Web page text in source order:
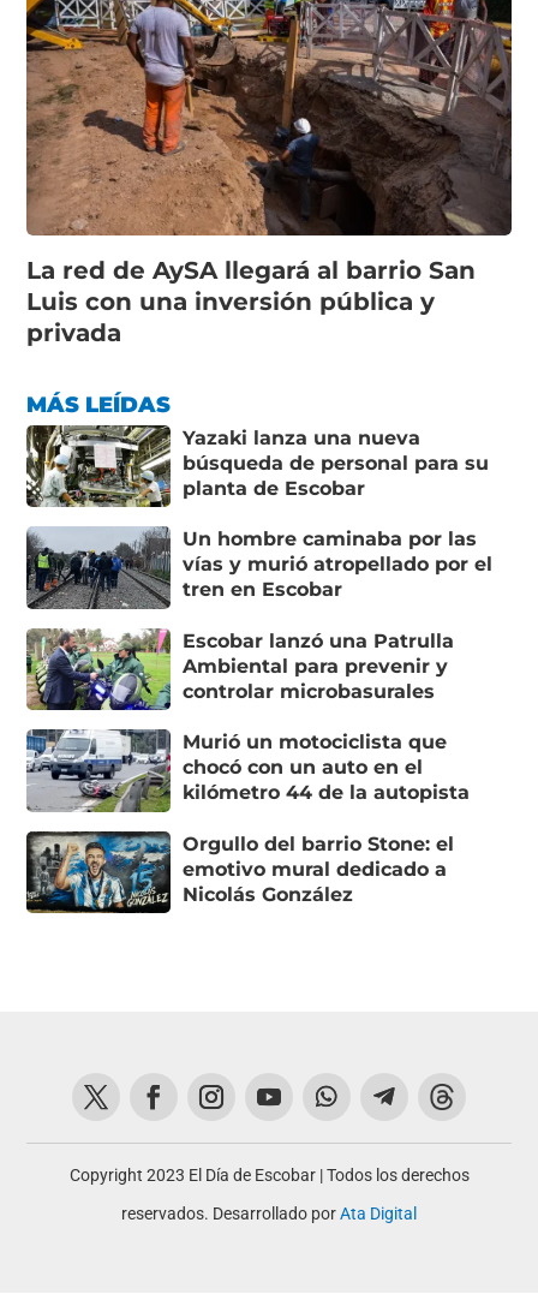
La red de AySA llegará al barrio San
Luis con una inversión pública y
privada
MÁS LEÍDAS
Yazaki lanza una nueva
búsqueda de personal para su
planta de Escobar
Un hombre caminaba por las
vías y murió atropellado por el
tren en Escobar
Escobar lanzó una Patrulla
Ambiental para prevenir y
controlar microbasurales
Murió un motociclista que
chocó con un auto en el
kilómetro 44 de la autopista
Orgullo del barrio Stone: el
emotivo mural dedicado a
Nicolás González
Copyright 2023 El Día de Escobar | Todos los derechos
reservados. Desarrollado porAta Digital